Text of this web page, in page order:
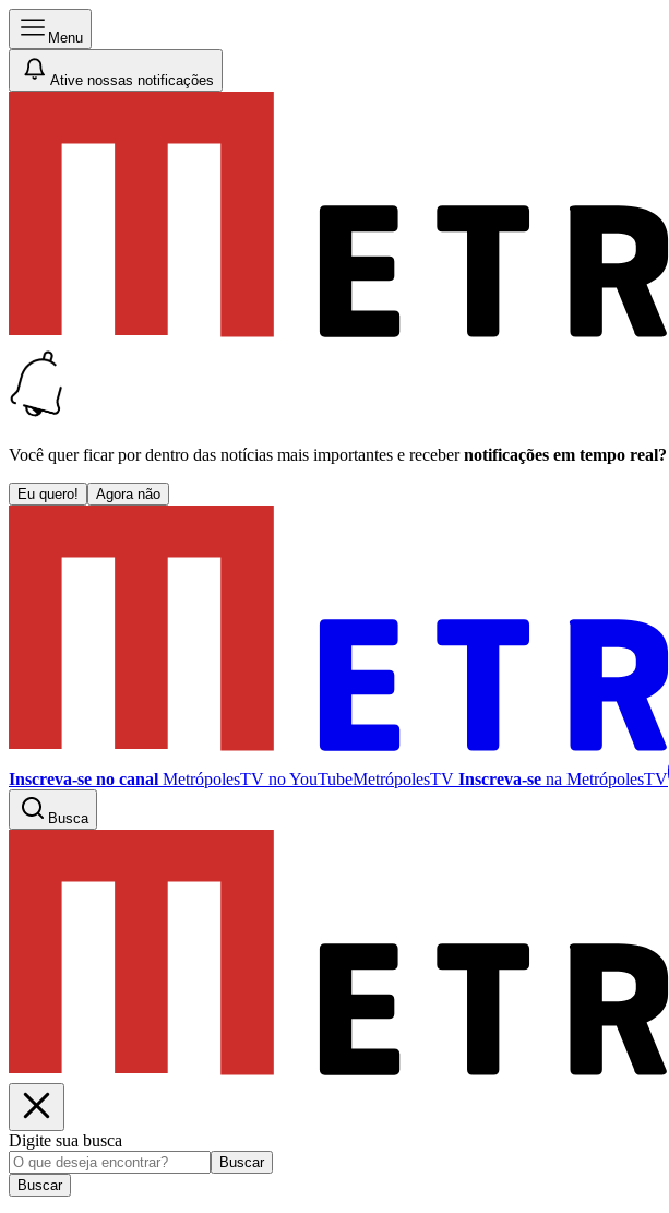
Menu
Ative nossas notificações
Você quer ficar por dentro das notícias mais importantes e receber notificações em tempo real?
Eu quero! Agora não
Inscreva-se no canal MetrópolesTV noYouTubeMetrópolesTV Inscreva-se na MetrópolesTV
Busca
Digite sua busca
Buscar
Buscar